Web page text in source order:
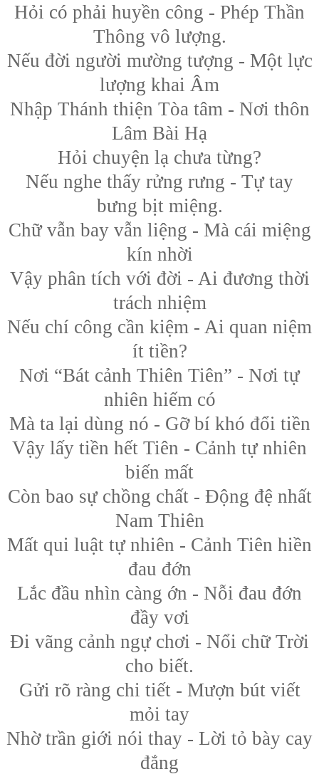
Hỏi có phải huyền công - Phép Thần
Thông vô lượng.
Nếu đời người mường tượng - Một lực
lượng khai Âm
Nhập Thánh thiện Tòa tâm - Nơi thôn
Lâm Bài Hạ
Hỏi chuyện lạ chưa từng?
Nếu nghe thấy rửng rưng - Tự tay
bưng bịt miệng.
Chữ vẫn bay vẫn liệng - Mà cái miệng
kín nhời
Vậy phân tích với đời - Ai đương thời
trách nhiệm
Nếu chí công cần kiệm - Ai quan niệm
ít tiền?
Nơi “Bát cảnh Thiên Tiên” - Nơi tự
nhiên hiếm có
Mà ta lại dùng nó - Gỡ bí khó đổi tiền
Vậy lấy tiền hết Tiên - Cảnh tự nhiên
biến mất
Còn bao sự chồng chất - Động đệ nhất
Nam Thiên
Mất qui luật tự nhiên - Cảnh Tiên hiền
đau đớn
Lắc đầu nhìn càng ớn - Nỗi đau đớn
đầy vơi
Đi vãng cảnh ngự chơi - Nổi chữ Trời
cho biết.
Gửi rõ ràng chi tiết - Mượn bút viết
mỏi tay
Nhờ trần giới nói thay - Lời tỏ bày cay
đắng